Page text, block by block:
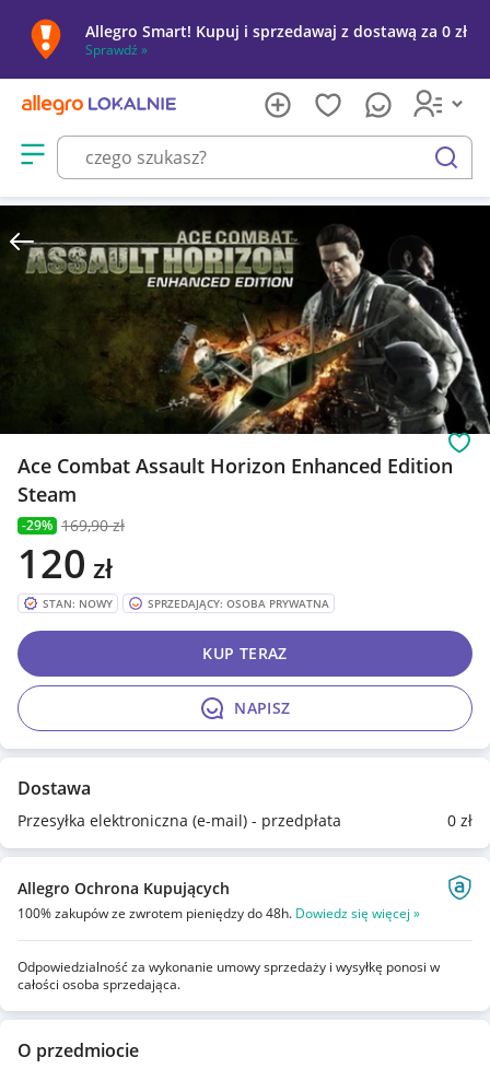
Allegro Smart! Kupuj i sprzedawaj z dostawą za 0 zł
Sprawdź »
Otwórz menu z kategoriami
szukaj
Ace Combat Assault Horizon Enhanced Edition
Steam
-29% 169,90 zł
120 zł
STAN: NOWY SPRZEDAJĄCY: OSOBA PRYWATNA
NAPISZ
KUP TERAZ
Dostawa
Przesyłka elektroniczna (e-mail) - przedpłata 0 zł
Allegro Ochrona Kupujących
100% zakupów ze zwrotem pieniędzy do 48h. Dowiedz się więcej »
Odpowiedzialność za wykonanie umowy sprzedaży i wysyłkę ponosi w
całości osoba sprzedająca.
O przedmiocie